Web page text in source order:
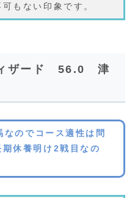
もない印象です。
ザード 56.0 津
のでコース適性は問
休養明け2戦目なの